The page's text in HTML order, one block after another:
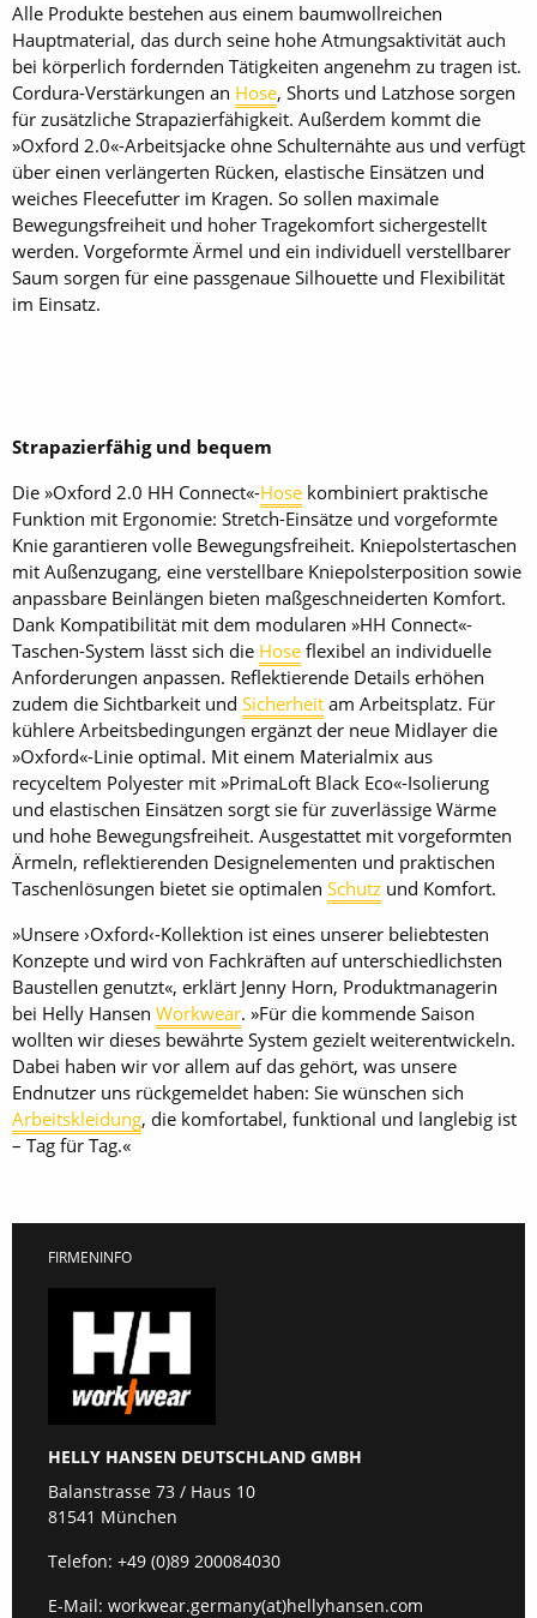
Alle Produkte bestehen aus einem baumwollreichen
Hauptmaterial, das durch seine hohe Atmungsaktivität auch
bei körperlich fordernden Tätigkeiten angenehm zu tragen ist.
Cordura-Verstärkungen an Hose, Shorts und Latzhose sorgen
für zusätzliche Strapazierfähigkeit. Außerdem kommt die
»Oxford 2.0«-Arbeitsjacke ohne Schulternähte aus und verfügt
über einen verlängerten Rücken, elastische Einsätzen und
weiches Fleecefutter im Kragen. So sollen maximale
Bewegungsfreiheit und hoher Tragekomfort sichergestellt
werden. Vorgeformte Ärmel und ein individuell verstellbarer
Saum sorgen für eine passgenaue Silhouette und Flexibilität
im Einsatz.
Strapazierfähig und bequem
Die »Oxford 2.0 HH Connect«-Hose kombiniert praktische
Funktion mit Ergonomie: Stretch-Einsätze und vorgeformte
Knie garantieren volle Bewegungsfreiheit. Kniepolstertaschen
mit Außenzugang, eine verstellbare Kniepolsterposition sowie
anpassbare Beinlängen bieten maßgeschneiderten Komfort.
Dank Kompatibilität mit dem modularen »HH Connect«-
Taschen-System lässt sich die Hose flexibel an individuelle
Anforderungen anpassen. Reflektierende Details erhöhen
zudem die Sichtbarkeit und Sicherheit am Arbeitsplatz. Für
kühlere Arbeitsbedingungen ergänzt der neue Midlayer die
»Oxford«-Linie optimal. Mit einem Materialmix aus
recyceltem Polyester mit »PrimaLoft Black Eco«-Isolierung
und elastischen Einsätzen sorgt sie für zuverlässige Wärme
und hohe Bewegungsfreiheit. Ausgestattet mit vorgeformten
Ärmeln, reflektierenden Designelementen und praktischen
Taschenlösungen bietet sie optimalen Schutz und Komfort.
»Unsere ›Oxford‹-Kollektion ist eines unserer beliebtesten
Konzepte und wird von Fachkräften auf unterschiedlichsten
Baustellen genutzt«, erklärt Jenny Horn, Produktmanagerin
bei Helly Hansen Workwear. »Für die kommende Saison
wollten wir dieses bewährte System gezielt weiterentwickeln.
Dabei haben wir vor allem auf das gehört, was unsere
Endnutzer uns rückgemeldet haben: Sie wünschen sich
Arbeitskleidung, die komfortabel, funktional und langlebig ist
– Tag für Tag.«
FIRMENINFO
HELLY HANSEN DEUTSCHLAND GMBH
Balanstrasse 73 / Haus 10
81541 München
Telefon: +49 (0)89 200084030
E-Mail: workwear.germany(at)hellyhansen.com